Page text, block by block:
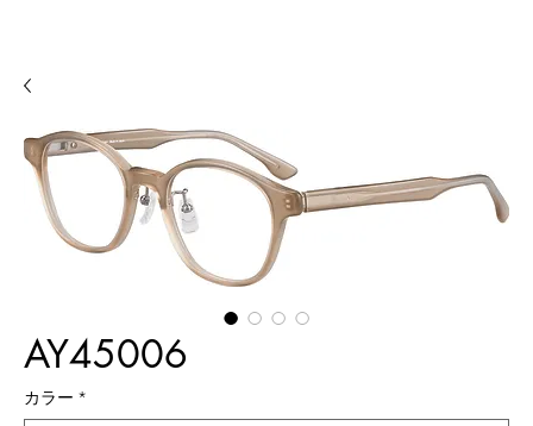
AY45006
カラー *